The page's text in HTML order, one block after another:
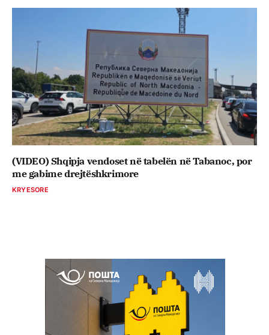
(VIDEO) Shqipja vendoset në tabelën në Tabanoc, por
me gabime drejtëshkrimore
KRYESORE